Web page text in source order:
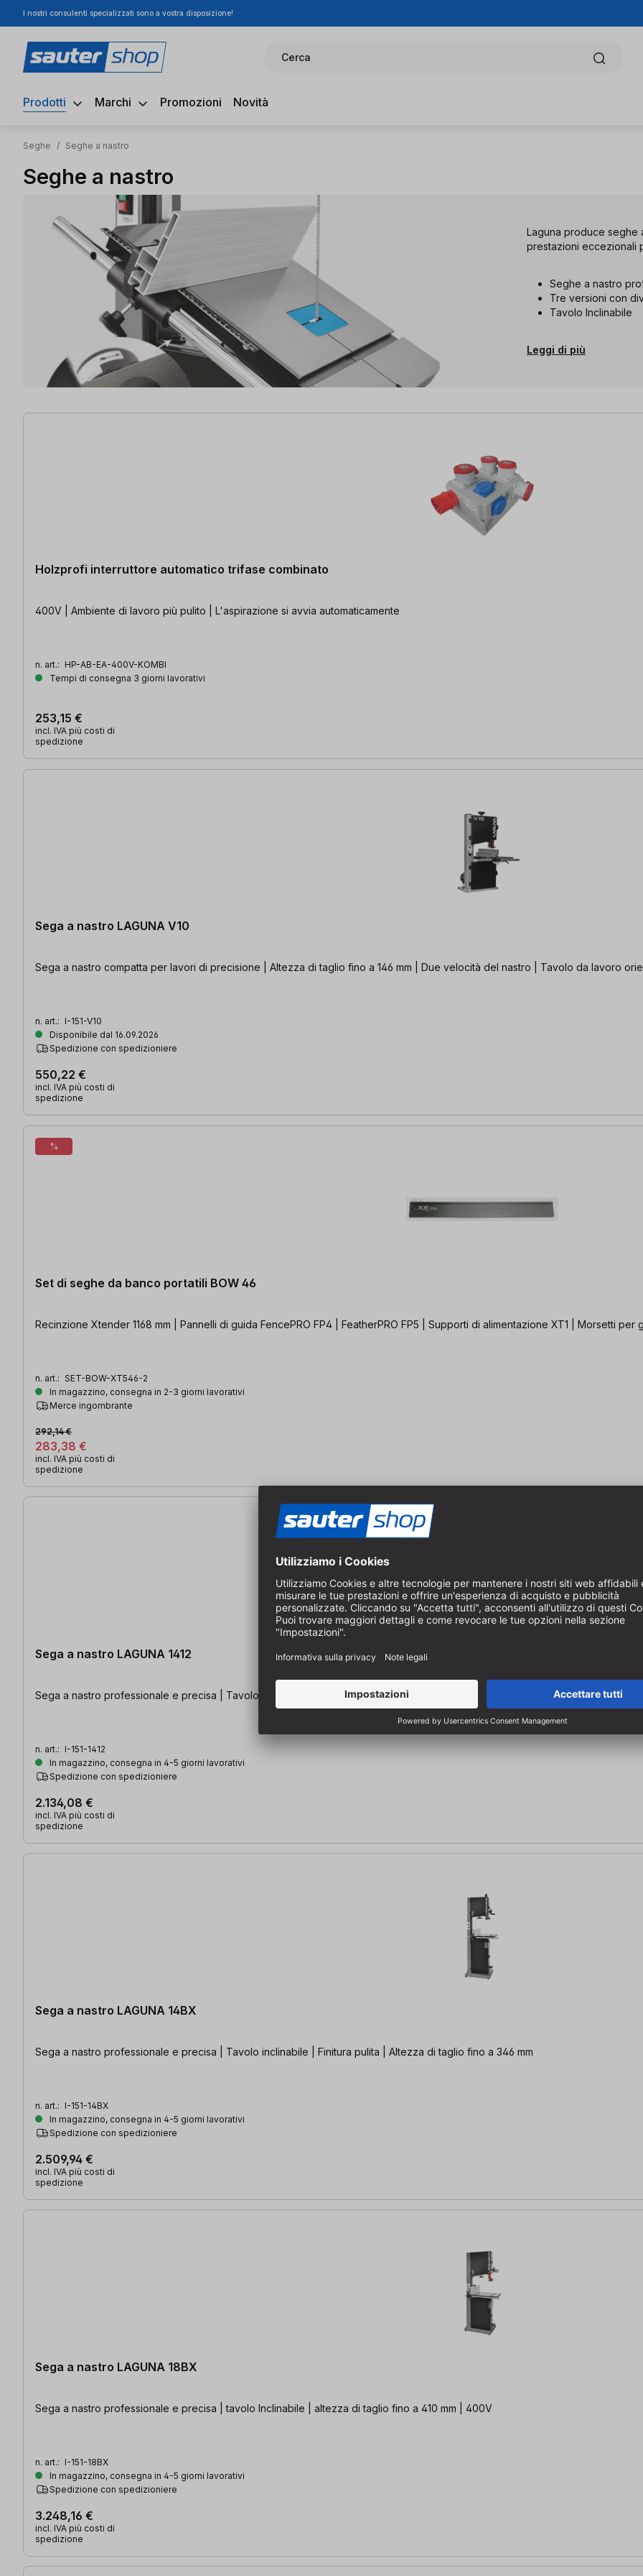
al contenuto principale
Salta alla ricerca
Passa alla navigazione principale
I nostri consulenti specializzati sono a vostra disposizione!
Cerca
Prodotti Marchi Promozioni Novità
Seghe / Seghe a nastro
Seghe a nastro
Laguna produce seghe
prestazioni eccezionali
Seghe a nastro
Tre versioni con
Tavolo Inclinabile
Leggi di più
36 articoli trovati
Holzprofi interruttore automatico trifase combinato
400V | Ambiente di lavoro più pulito | L'aspirazione si avvia automaticamente
n. art.: HP-AB-EA-400V-KOMBI
Tempi di consegna 3 giorni lavorativi
253,15 €
incl. IVA più costi di
spedizione
Sega a nastro LAGUNA V10
Sega a nastro compatta per lavori di precisione | Altezza di taglio fino a 146 mm | Due velocità del nastro | Tavolo da lavoro
n. art.: I-151-V10
Disponibile dal 16.09.2026
Spedizione con spedizioniere
550,22 €
incl. IVA più costi di
spedizione
%
Set di seghe da banco portatili BOW 46
Recinzione Xtender 1168 mm | Pannelli di guida FencePRO FP4 | FeatherPRO FP5 | Supporti di alimentazione XT1 | Morsetti per
n. art.: SET-BOW-XT546-2
In magazzino, consegna in 2-3 giorni lavorativi
Merce ingombrante
283,38 €
292,14 €
incl. IVA più costi di
spedizione
Sega a nastro LAGUNA 1412
Sega a nastro professionale e precisa | Tavolo Inclinabile | Finitura pulita | Altezza di taglio fino a 305 mm
n. art.: I-151-1412
In magazzino, consegna in 4-5 giorni lavorativi
Spedizione con spedizioniere
2.134,08 €
incl. IVA più costi di
spedizione
Sega a nastro LAGUNA 14BX
Sega a nastro professionale e precisa | Tavolo inclinabile | Finitura pulita | Altezza di taglio fino a 346 mm
n. art.: I-151-14BX
In magazzino, consegna in 4-5 giorni lavorativi
Spedizione con spedizioniere
2.509,94 €
incl. IVA più costi di
spedizione
Sega a nastro LAGUNA 18BX
Sega a nastro professionale e precisa | tavolo Inclinabile | altezza di taglio fino a 410 mm | 400V
n. art.: I-151-18BX
In magazzino, consegna in 4-5 giorni lavorativi
Spedizione con spedizioniere
3.248,16 €
incl. IVA più costi di
spedizione